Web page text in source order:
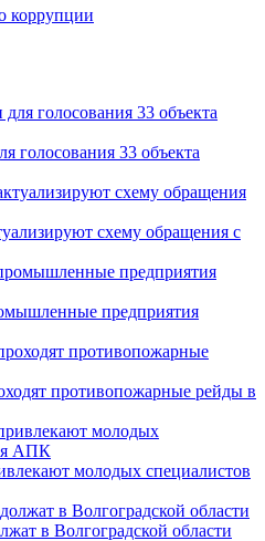
коррупции
голосования 33 объекта
схему обращения с
предприятия
противопожарные рейды в
молодых специалистов
в Волгоградской области